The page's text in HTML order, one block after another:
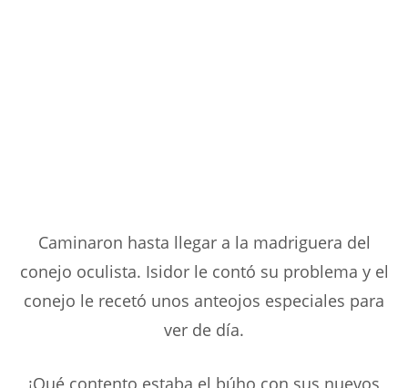
Caminaron hasta llegar a la madriguera del
conejo oculista. Isidor le contó su problema y el
conejo le recetó unos anteojos especiales para
ver de día.
¡Qué contento estaba el búho con sus nuevos